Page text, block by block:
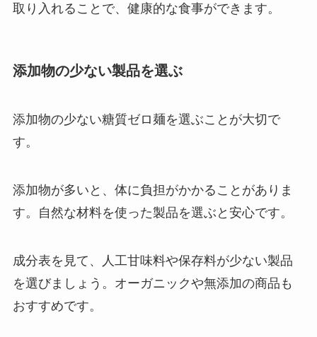
取り入れることで、健康的な食事ができます。
添加物の少ない製品を選ぶ
添加物の少ない糖質ゼロ麺を選ぶことが大切で
す。
添加物が多いと、体に負担がかかることがありま
す。自然な材料を使った製品を選ぶと安心です。
成分表を見て、人工甘味料や保存料が少ない製品
を選びましょう。オーガニックや無添加の商品も
おすすめです。